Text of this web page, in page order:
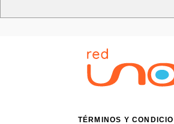
TÉRMINOS Y